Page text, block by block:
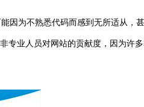
为不熟悉代码而感到无所适从，
专业人员对网站的贡献度，因为许